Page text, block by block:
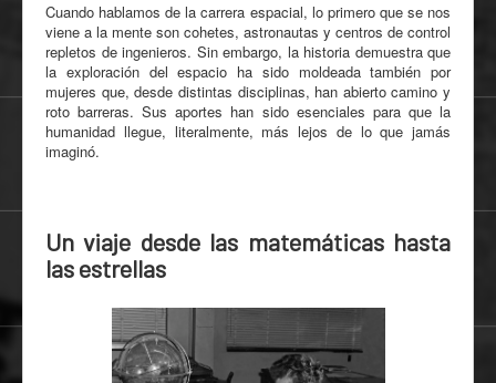
Cuando hablamos de la carrera espacial, lo primero que se nos
viene a la mente son cohetes, astronautas y centros de control
repletos de ingenieros. Sin embargo, la historia demuestra que
la exploración del espacio ha sido moldeada también por
mujeres que, desde distintas disciplinas, han abierto camino y
roto barreras. Sus aportes han sido esenciales para que la
humanidad llegue, literalmente, más lejos de lo que jamás
imaginó.
Un viaje desde las matemáticas hasta
las estrellas